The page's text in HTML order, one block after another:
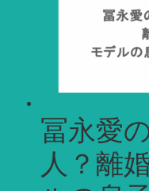
冨永愛
人？離